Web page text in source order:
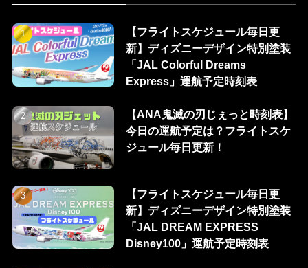
【フライトスケジュール毎日更
新】ディズニーデザイン特別塗装
「JAL Colorful Dreams
Express」運航予定時刻表
【ANA鬼滅の刃じぇっと時刻表】
今日の運航予定は？フライトスケ
ジュール毎日更新！
【フライトスケジュール毎日更
新】ディズニーデザイン特別塗装
「JAL DREAM EXPRESS
Disney100」運航予定時刻表